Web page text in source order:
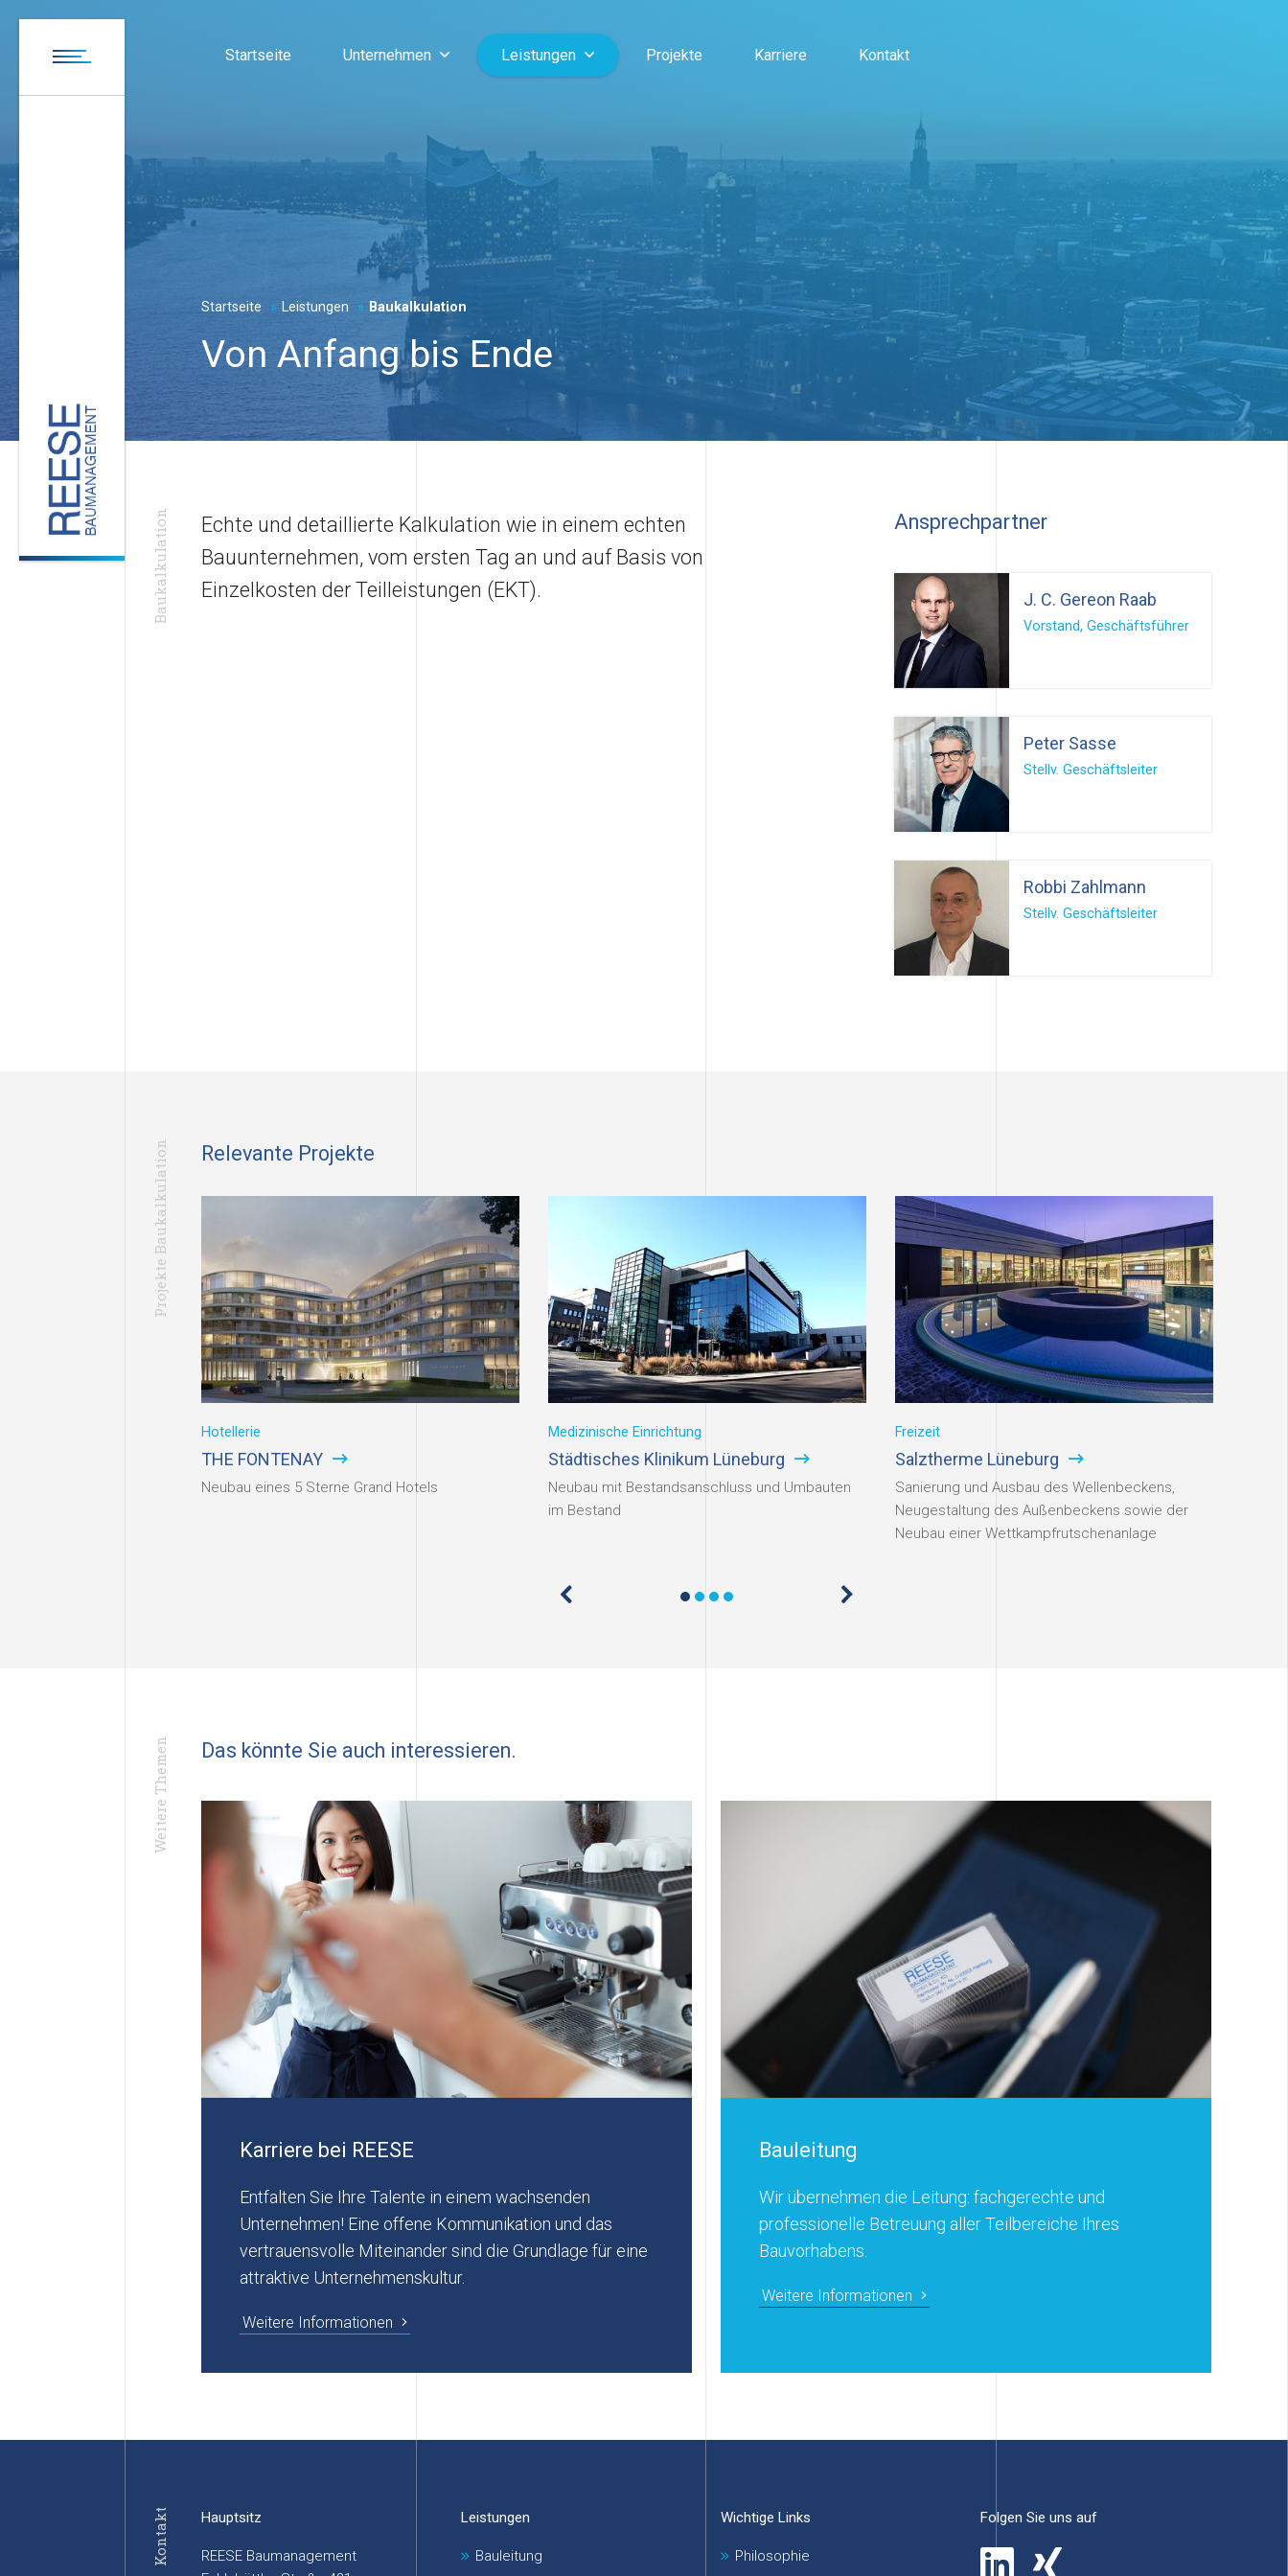
Startseite Unternehmen Leistungen Projekte Karriere Kontakt
Startseite Leistungen Baukalkulation
Von Anfang bis Ende
Baukalkulation
Echte und detaillierte Kalkulation wie in einem echten
Bauunternehmen, vom ersten Tag an und auf Basis von
Einzelkosten der Teilleistungen (EKT).
Ansprechpartner
J. C. Gereon Raab
Vorstand, Geschäftsführer
Peter Sasse
Stellv. Geschäftsleiter
Robbi Zahlmann
Stellv. Geschäftsleiter
Projekte Baukalkulation Relevante Projekte
Hotellerie
THE FONTENAY
Neubau eines 5 Sterne Grand Hotels
Medizinische Einrichtung
Städtisches Klinikum Lüneburg
Neubau mit Bestandsanschluss und Umbauten
im Bestand
Freizeit
Salztherme Lüneburg
Sanierung und Ausbau des Wellenbeckens,
Neugestaltung des Außenbeckens sowie der
Neubau einer Wettkampfrutschenanlage
Weitere Themen Das könnte Sie auch interessieren.
Karriere bei REESE
Entfalten Sie Ihre Talente in einem wachsenden
Unternehmen! Eine offene Kommunikation und das
vertrauensvolle Miteinander sind die Grundlage für eine
attraktive Unternehmenskultur.
Weitere Informationen
Bauleitung
Wir übernehmen die Leitung: fachgerechte und
professionelle Betreuung aller Teilbereiche Ihres
Bauvorhabens.
Weitere Informationen
Kontakt Hauptsitz
REESE Baumanagement
Leistungen
Bauleitung
Wichtige Links
Philosophie
Folgen Sie uns auf